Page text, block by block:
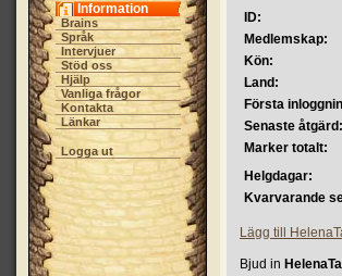
Information
Brains
Språk
Intervjuer
Stöd oss
Hjälp
Vanliga frågor
Kontakta
Länkar
Logga ut
ID:
Medlemskap:
Kön:
Land:
Första
Senaste åtgärd:
Marker totalt:
Helgdagar:
Kvarvarande
Lägg till
Bjud in